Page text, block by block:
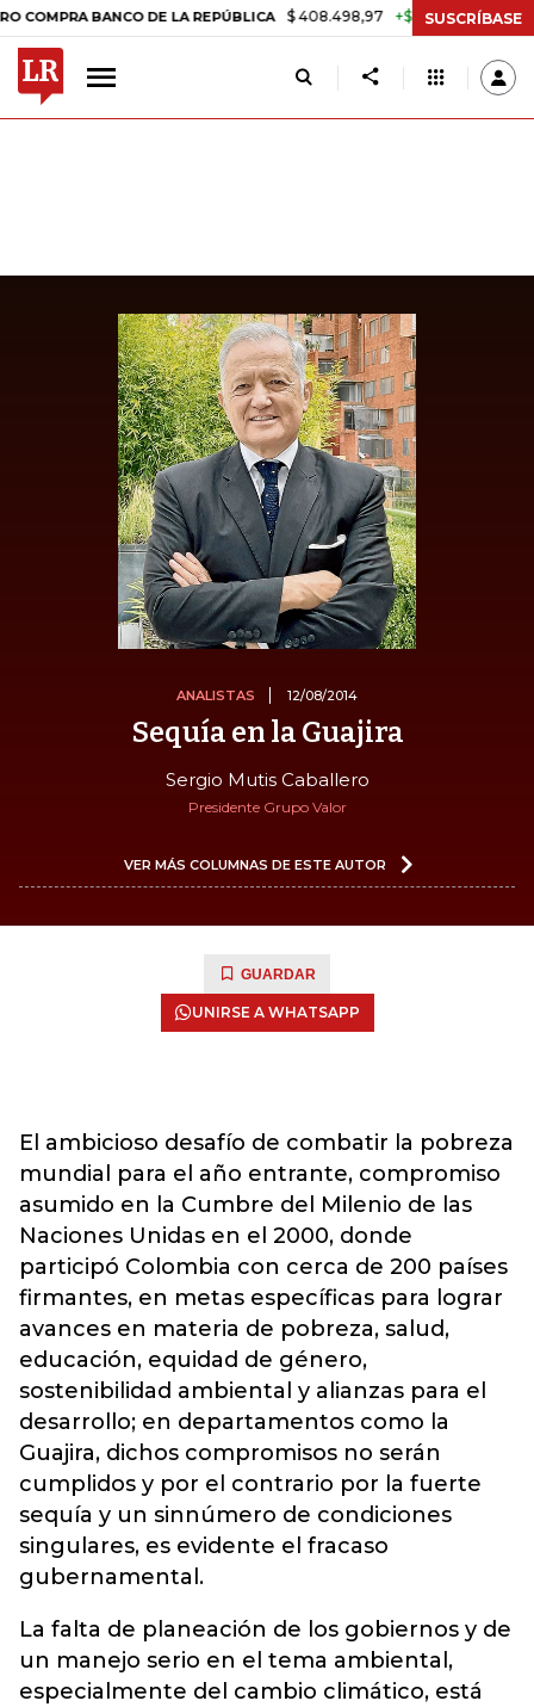
BANCO DE LA REPÚBLICA $ 408.498,97 +$ 8.753,81 +2,19%
SUSCRÍBASE
ANALISTAS 12/08/2014
Sequía en la Guajira
Sergio Mutis Caballero
Presidente Grupo Valor
VER MÁS COLUMNAS DE ESTE AUTOR
GUARDAR
UNIRSE A WHATSAPP
El ambicioso desafío de combatir la pobreza
mundial para el año entrante, compromiso
asumido en la Cumbre del Milenio de las
Naciones Unidas en el 2000, donde
participó Colombia con cerca de 200 países
firmantes, en metas específicas para lograr
avances en materia de pobreza, salud,
educación, equidad de género,
sostenibilidad ambiental y alianzas para el
desarrollo; en departamentos como la
Guajira, dichos compromisos no serán
cumplidos y por el contrario por la fuerte
sequía y un sinnúmero de condiciones
singulares, es evidente el fracaso
gubernamental.
La falta de planeación de los gobiernos y de
un manejo serio en el tema ambiental,
especialmente del cambio climático, está